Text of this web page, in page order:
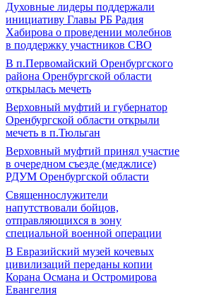
Духовные лидеры поддержали
инициативу Главы РБ Радия
Хабирова о проведении молебнов
в поддержку участников СВО
В п.Первомайский Оренбургского
района Оренбургской области
открылась мечеть
Верховный муфтий и губернатор
Оренбургской области открыли
мечеть в п.Тюльган
Верховный муфтий принял участие
в очередном съезде (меджлисе)
РДУМ Оренбургской области
Священнослужители
напутствовали бойцов,
отправляющихся в зону
специальной военной операции
В Евразийский музей кочевых
цивилизаций переданы копии
Корана Османа и Остромирова
Евангелия